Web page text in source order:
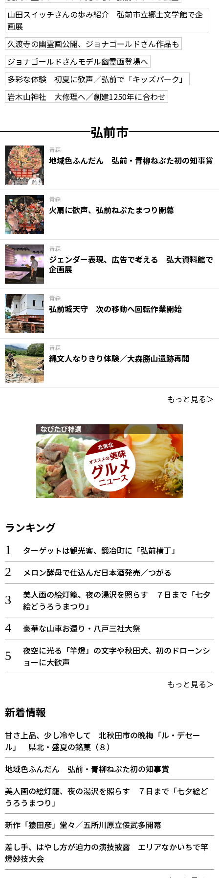
山田スイッチさんの歩み紹介 弘前市立郷土文学館で企
画展
久渡寺の幽霊画公開、ジョナゴールドさん作品も
ジョナゴールドさんモデル幽霊画登場へ
多彩な体験 初夏に歓声／弘前で「キッズパーク」
岩木山神社 大修理へ／創建1250年に合わせ
弘前市
青森
地域色ふんだん 弘前・青柳ねぷた初の知事賞
青森
火扇に歓声、弘前ねぷたまつり開幕
青森
ジェンダー表現、広告で考える 弘大資料館で
企画展
青森
弘前城天守 次の移動へ回転作業開始
青森
縄文人なりきり体験／大森勝山遺跡再開
もっと見る＞
ランキング
ターゲットは観光客、鍛冶町に「弘前横丁」
メロン酵母で仕込んだ日本酒発売／つがる
美人画の絵灯籠、夜の湯沢を照らす ７日まで「七夕
絵どうろうまつり」
豪華な山車お還り・八戸三社大祭
夜空に光る「竿燈」の文字や秋田犬、初のドローンシ
ョーに大歓声
もっと見る＞
新着情報
甘さ上品、少し冷やして 北秋田市の晩梅「ル・デセー
ル」 県北・盛夏の銘菓（８）
地域色ふんだん 弘前・青柳ねぷた初の知事賞
美人画の絵灯籠、夜の湯沢を照らす ７日まで「七夕絵ど
うろうまつり」
新作「猿田彦」堂々／五所川原立佞武多開幕
差し手、はやし方が迫力の演技披露 エリアなかいちで竿
燈妙技大会